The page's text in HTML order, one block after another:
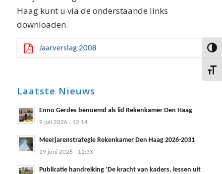
Kies
Haag kunt u via de onderstaande links
downloaden.
Jaarverslag 2008
Laatste Nieuws
Enno Gerdes benoemd als lid Rekenkamer Den Haag
9 juli 2026 - 12:14
Meerjarenstrategie Rekenkamer Den Haag 2026-2031
19 juni 2026 - 11:33
Publicatie handreiking ‘De kracht van kaders, lessen uit